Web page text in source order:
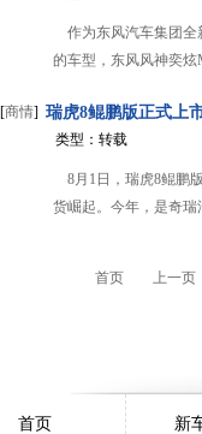
作为东风汽车集团
的车型，东风风神奕
[商情] 瑞虎8鲲鹏版正式上
类型：转载
8月1日，瑞虎8鲲鹏
货崛起。今年，是奇瑞
首页 上一页
首页
新